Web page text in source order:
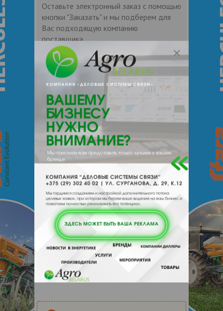
Оставьте электронный заказ с помощью
кнопки "Заказать" и мы подберем для
Вас подходящую компанию
поставщика.